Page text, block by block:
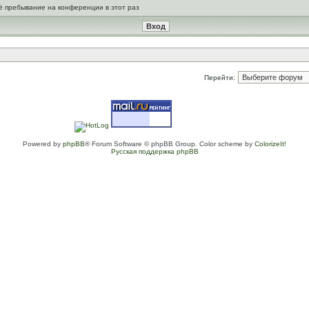
пребывание на конференции в этот раз
Перейти:
Powered by phpBB® Forum Software © phpBB Group. Color scheme by ColorizeIt!
Русская поддержка phpBB